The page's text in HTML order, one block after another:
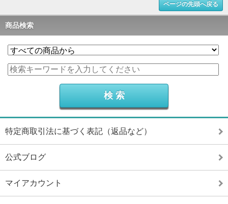
ページの先頭へ戻る
商品検索
特定商取引法に基づく表記（返品など）
公式ブログ
マイアカウント